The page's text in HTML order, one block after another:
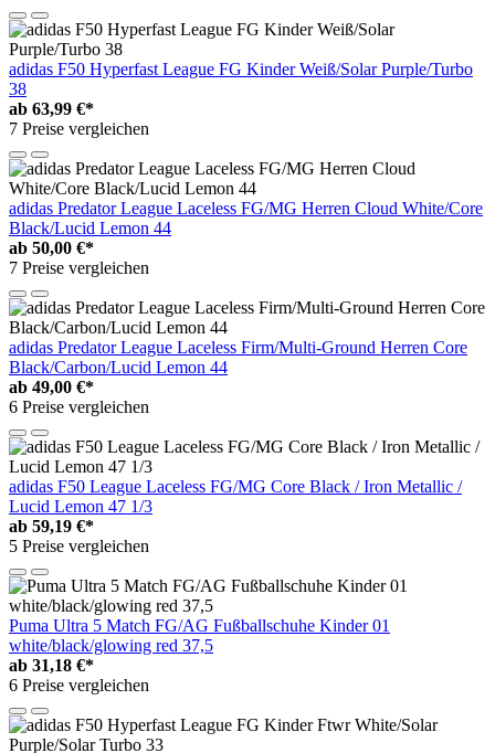
adidas F50 Hyperfast League FG Kinder Weiß/Solar Purple/Turbo
38
ab 63,99 €*
7 Preise vergleichen
adidas Predator League Laceless FG/MG Herren Cloud White/Core
Black/Lucid Lemon 44
ab 50,00 €*
7 Preise vergleichen
adidas Predator League Laceless Firm/Multi-Ground Herren Core
Black/Carbon/Lucid Lemon 44
ab 49,00 €*
6 Preise vergleichen
adidas F50 League Laceless FG/MG Core Black / Iron Metallic /
Lucid Lemon 47 1/3
ab 59,19 €*
5 Preise vergleichen
Puma Ultra 5 Match FG/AG Fußballschuhe Kinder 01
white/black/glowing red 37,5
ab 31,18 €*
6 Preise vergleichen